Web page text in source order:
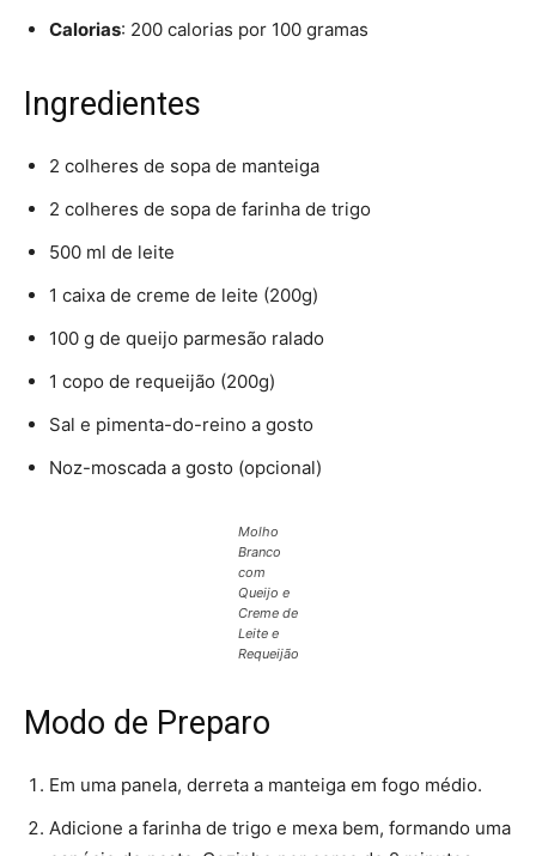
Calorias: 200 calorias por 100 gramas
Ingredientes
2 colheres de sopa de manteiga
2 colheres de sopa de farinha de trigo
500 ml de leite
1 caixa de creme de leite (200g)
100 g de queijo parmesão ralado
1 copo de requeijão (200g)
Sal e pimenta-do-reino a gosto
Noz-moscada a gosto (opcional)
Molho
Branco
com
Queijo e
Creme de
Leite e
Requeijão
Modo de Preparo
Em uma panela, derreta a manteiga em fogo médio.
Adicione a farinha de trigo e mexa bem, formando uma